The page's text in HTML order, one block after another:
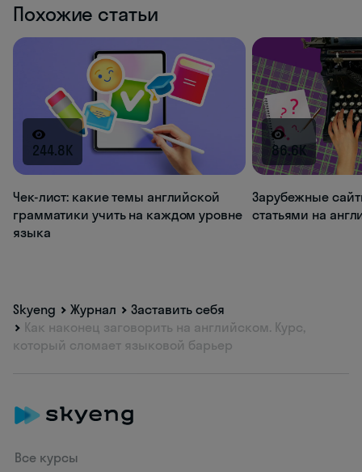
Похожие статьи
244.8K
Чек-лист: какие темы английской
грамматики учить на каждом уровне
языка
86.6K
Зарубежные
статьями на
Skyeng Журнал
Заставить себя
Как наконец заговорить на английском. Курс,
который сломает языковой барьер
Все курсы